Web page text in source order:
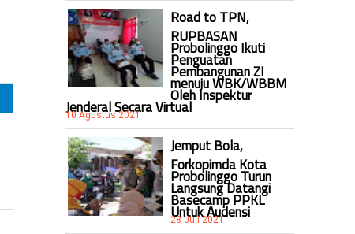
Road to TPN,
RUPBASAN
Probolinggo Ikuti
Penguatan
Pembangunan ZI
menuju WBK/WBBM
Oleh Inspektur
Jenderal Secara Virtual
10 Agustus 2021
Jemput Bola,
Forkopimda Kota
Probolinggo Turun
Langsung Datangi
Basecamp PPKL
Untuk Audensi
28 Juli 2021